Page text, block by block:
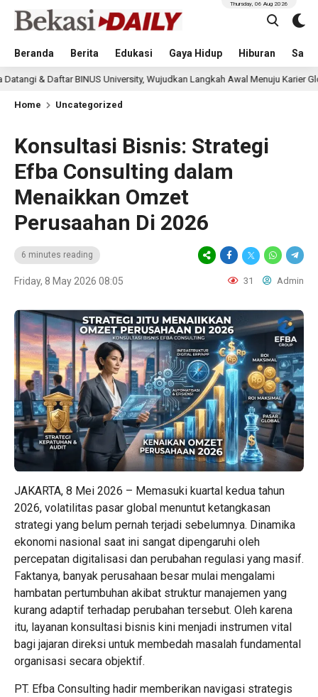
Beranda Berita Edukasi Gaya Hidup Hiburan
Thursday, 06 Aug 2026
University, Wujudkan Langkah Awal Menuju Karier Global 6
Home Uncategorized
Konsultasi Bisnis: Strategi
Efba Consulting dalam
Menaikkan Omzet
Perusaahan Di 2026
6 minutes reading
Friday, 8 May 2026 08:05 31 Admin
JAKARTA, 8 Mei 2026 – Memasuki kuartal kedua tahun
2026, volatilitas pasar global menuntut ketangkasan
strategi yang belum pernah terjadi sebelumnya. Dinamika
ekonomi nasional saat ini sangat dipengaruhi oleh
percepatan digitalisasi dan perubahan regulasi yang masif.
Faktanya, banyak perusahaan besar mulai mengalami
hambatan pertumbuhan akibat struktur manajemen yang
kurang adaptif terhadap perubahan tersebut. Oleh karena
itu, layanan konsultasi bisnis kini menjadi instrumen vital
bagi jajaran direksi untuk membedah masalah fundamental
organisasi secara objektif.
PT. Efba Consulting hadir memberikan navigasi strategis